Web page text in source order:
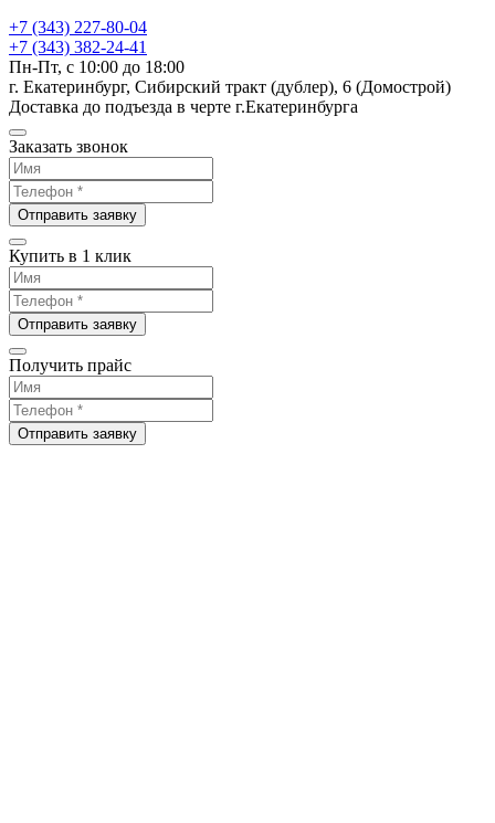
+7 (343) 227-80-04
+7 (343) 382-24-41
Пн-Пт, с 10:00 до 18:00
г. Екатеринбург, Сибирский тракт (дублер), 6 (Домострой)
Доставка до подъезда в черте г.Екатеринбурга
Заказать звонок
Отправить заявку
Купить в 1 клик
Отправить заявку
Получить прайс
Отправить заявку